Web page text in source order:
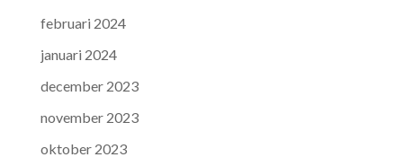
februari 2024
januari 2024
december 2023
november 2023
oktober 2023